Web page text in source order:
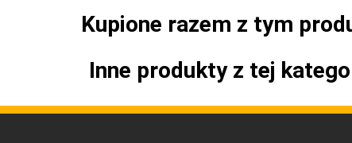
Kupione razem z tym
Inne produkty z tej